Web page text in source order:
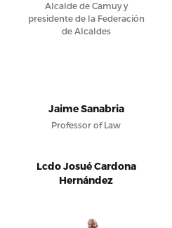
Alcalde de Camuy y
presidente de la Federación
de Alcaldes
Jaime Sanabria
Professor of Law
Lcdo Josué Cardona
Hernández